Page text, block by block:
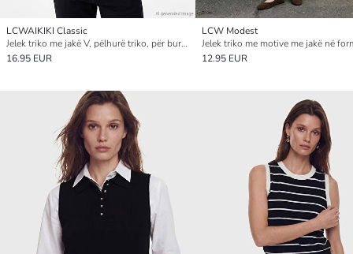
LCWAIKIKI Classic
Jelek triko me jakë V, pëlhurë triko, për burra, me prerje standarde
16.95 EUR
LCW Modest
12.95 EUR